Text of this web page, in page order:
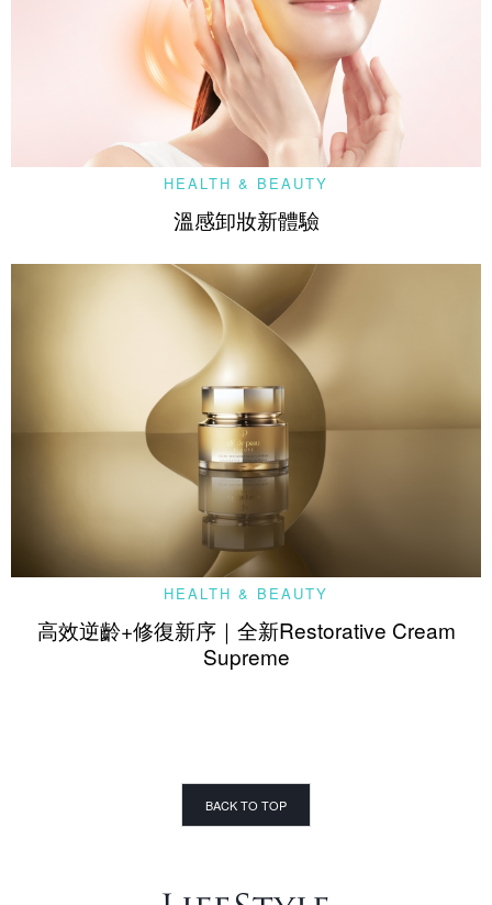
HEALTH & BEAUTY
溫感卸妝新體驗
HEALTH & BEAUTY
高效逆齡+修復新序｜全新Restorative Cream
Supreme
BACK TO TOP